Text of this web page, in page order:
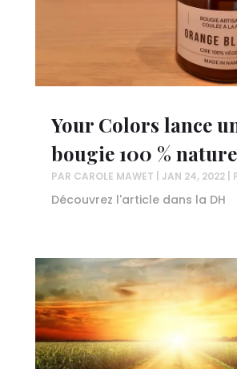
Your Colors lance
bougie 100 %
PAR CAROLE MAWET JAN 24, 2022|
Découvrez l'article dans la DH